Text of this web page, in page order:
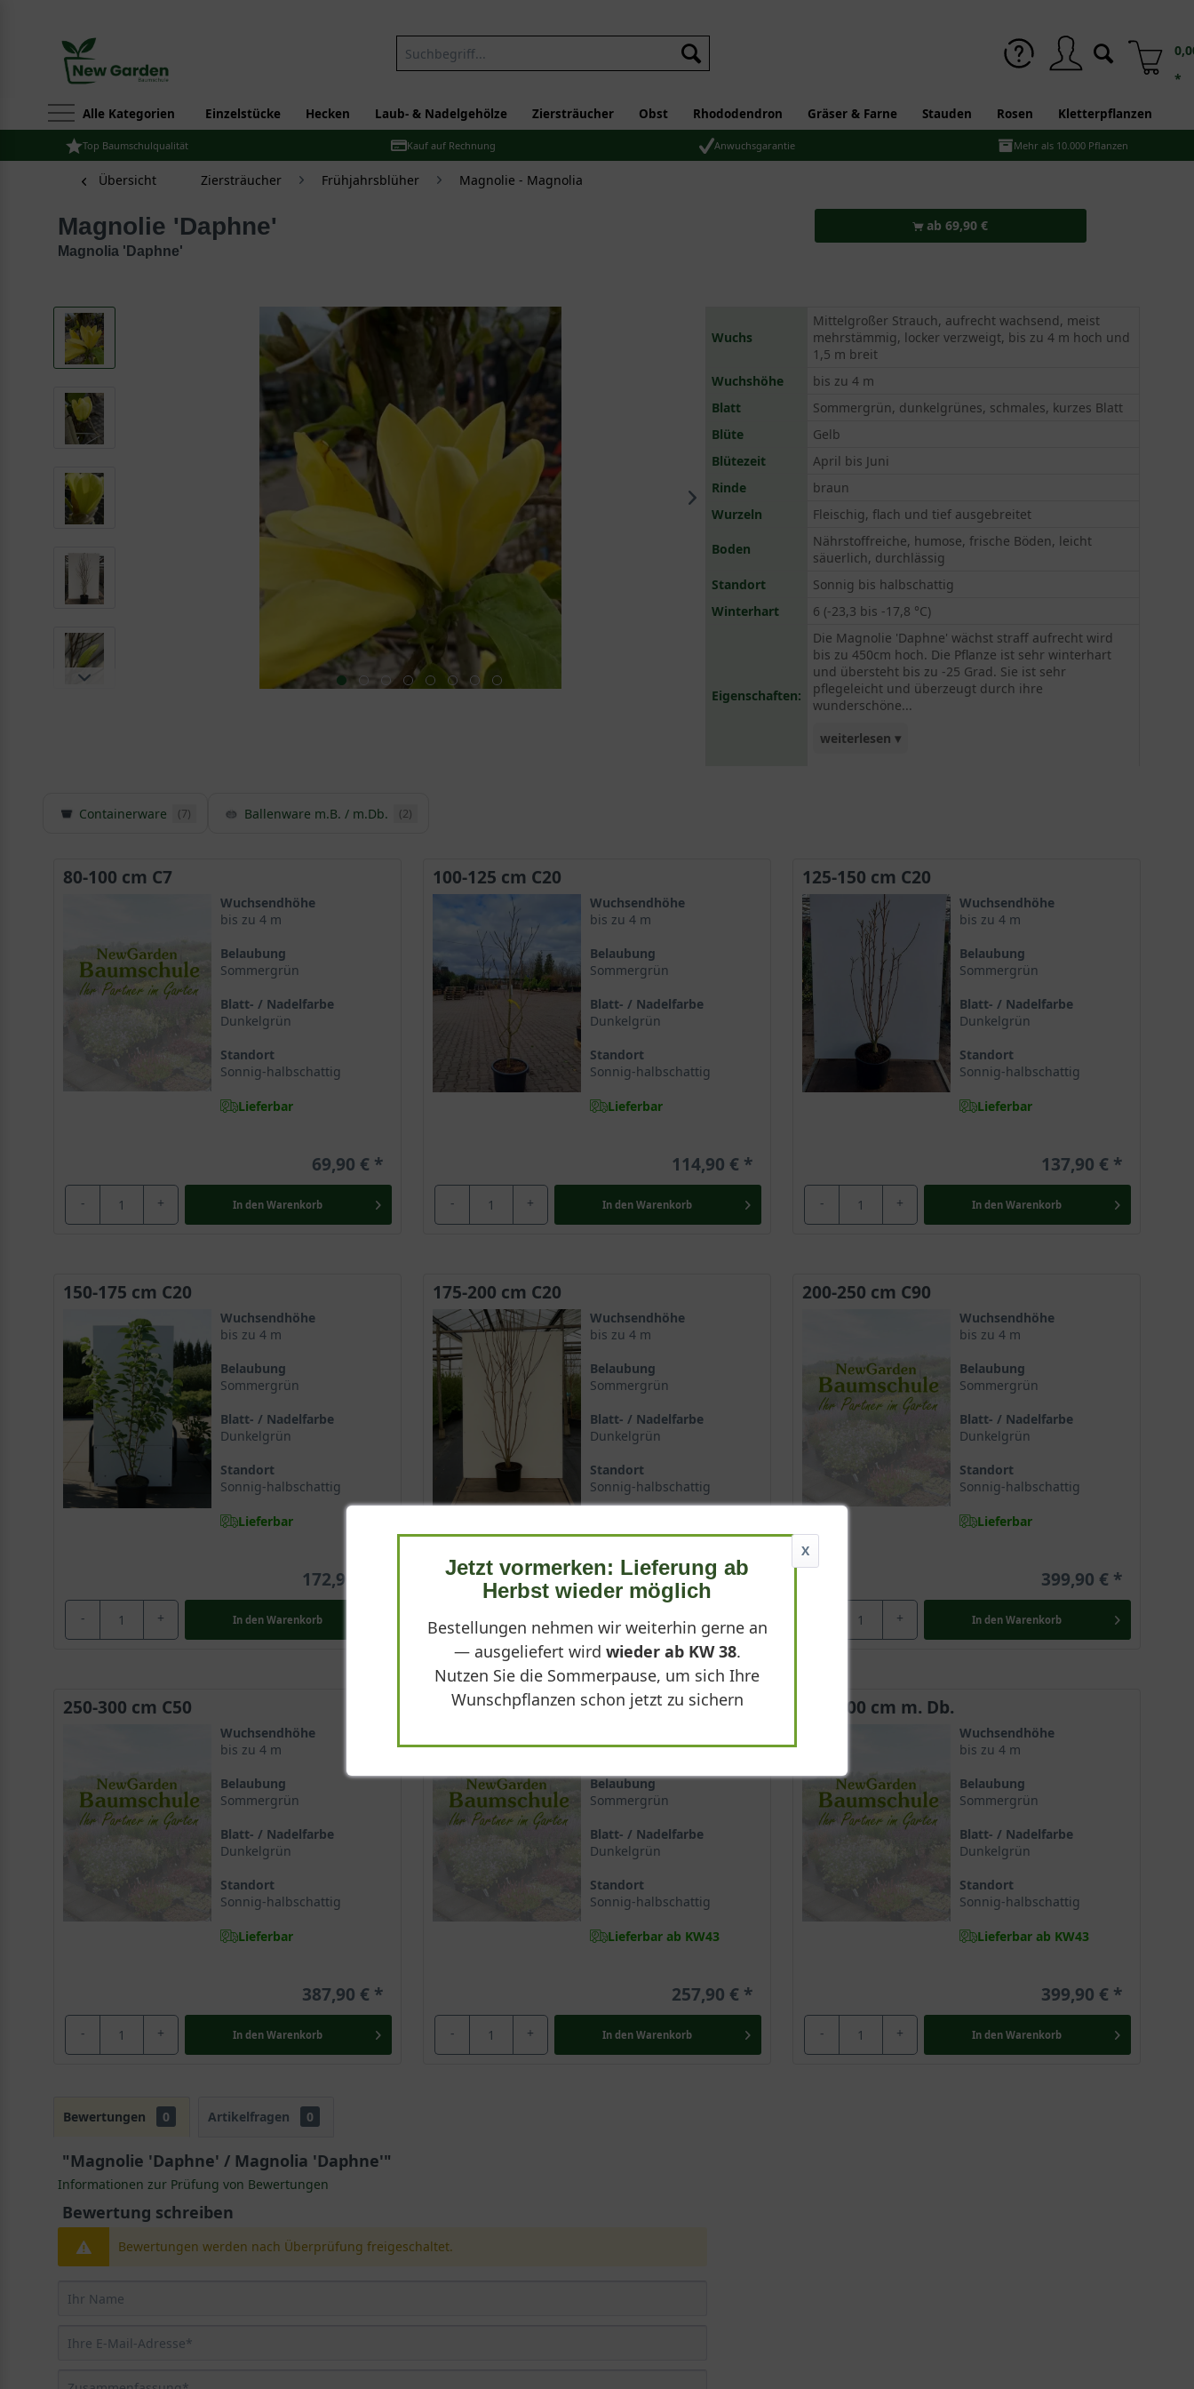
*
Alle Kategorien Einzelstücke Hecken Laub- & Nadelgehölze Ziersträucher Obst Rhododendron Gräser & Farne Stauden Rosen Kletterpflanzen
Top Baumschulqualität Kauf auf Rechnung Anwuchsgarantie Mehr als 10.000 Pflanzen
Übersicht Ziersträucher Frühjahrsblüher Magnolie - Magnolia
Magnolie 'Daphne'
Magnolia 'Daphne'
ab 69,90 €
Wuchs
Mittelgroßer Strauch, aufrecht wachsend, meist
mehrstämmig, locker verzweigt, bis zu 4 m hoch und
1,5 m breit
Wuchshöhe
bis zu 4 m
Blatt
Sommergrün, dunkelgrünes, schmales, kurzes Blatt
Blüte
Gelb
Blütezeit
April bis Juni
Rinde
braun
Wurzeln
Fleischig, flach und tief ausgebreitet
Boden
Nährstoffreiche, humose, frische Böden, leicht
säuerlich, durchlässig
Standort
Sonnig bis halbschattig
Winterhart
6 (-23,3 bis -17,8 °C)
Eigenschaften:
Die Magnolie 'Daphne' wächst straff aufrecht wird
bis zu 450cm hoch. Die Pflanze ist sehr winterhart
und übersteht bis zu -25 Grad. Sie ist sehr
pflegeleicht und überzeugt durch ihre
wunderschöne...
weiterlesen ▾
Containerware
(7) Ballenware m.B. / m.Db. (2)
80-100 cm C7
Wuchsendhöhe
bis zu 4 m
Belaubung
Sommergrün
Blatt- / Nadelfarbe
Dunkelgrün
Standort
Sonnig-halbschattig
Lieferbar
69,90 €
- + In den Warenkorb
100-125 cm C20
Wuchsendhöhe
bis zu 4 m
Belaubung
Sommergrün
Blatt- / Nadelfarbe
Dunkelgrün
Standort
Sonnig-halbschattig
Lieferbar
114,90 €
- + In den Warenkorb
125-150 cm C20
Wuchsendhöhe
bis zu 4 m
Belaubung
Sommergrün
Blatt- / Nadelfarbe
Dunkelgrün
Standort
Sonnig-halbschattig
Lieferbar
137,90 €
- + In den Warenkorb
150-175 cm C20
Wuchsendhöhe
bis zu 4 m
Belaubung
Sommergrün
Blatt- / Nadelfarbe
Dunkelgrün
Standort
Sonnig-halbschattig
Lieferbar
172,90 €
- + In den Warenkorb
175-200 cm C20
Wuchsendhöhe
bis zu 4 m
Belaubung
Sommergrün
Blatt- / Nadelfarbe
Dunkelgrün
Standort
Sonnig-halbschattig
199,90 €
In den Warenkorb
200-250 cm C90
Wuchsendhöhe
bis zu 4 m
Belaubung
Sommergrün
Blatt- / Nadelfarbe
Dunkelgrün
Standort
Sonnig-halbschattig
Lieferbar
399,90 €
+ In den Warenkorb
250-300 cm C50
Wuchsendhöhe
bis zu 4 m
Belaubung
Sommergrün
Blatt- / Nadelfarbe
Dunkelgrün
Standort
Sonnig-halbschattig
Lieferbar
387,90 €
- + In den Warenkorb
150-175 cm m. Db.
bis zu 4 m
Belaubung
Sommergrün
Blatt- / Nadelfarbe
Dunkelgrün
Standort
Sonnig-halbschattig
Lieferbar ab KW43
257,90 €
- + In den Warenkorb
175-200 cm m. Db.
Wuchsendhöhe
bis zu 4 m
Belaubung
Sommergrün
Blatt- / Nadelfarbe
Dunkelgrün
Standort
Sonnig-halbschattig
Lieferbar ab KW43
399,90 €
- + In den Warenkorb
Bewertungen 0 Artikelfragen 0
"Magnolie 'Daphne' / Magnolia 'Daphne'"
Informationen zur Prüfung von Bewertungen
Bewertung schreiben
Bewertungen werden nach Überprüfung freigeschaltet.
X
Jetzt vormerken: Lieferung ab
Herbst wieder möglich
Bestellungen nehmen wir weiterhin gerne an
— ausgeliefert wird wieder ab KW 38.
Nutzen Sie die Sommerpause, um sich Ihre
Wunschpflanzen schon jetzt zu sichern